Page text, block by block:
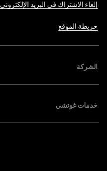
إلغاء الاشتراك في البريد الإلكتروني
خريطة الموقع
الشركة
خدمات غوتشي